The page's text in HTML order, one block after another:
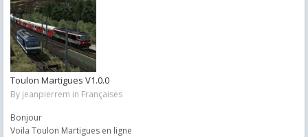
Toulon Martigues V1.0.0
By jeanpierrem in Françaises
Bonjour
Voila Toulon Martigues en ligne